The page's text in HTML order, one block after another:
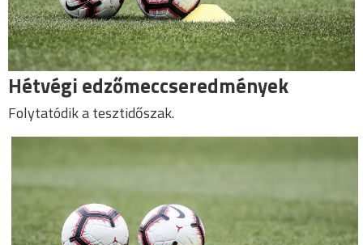
Hétvégi edzőmeccseredmények
Folytatódik a tesztidőszak.